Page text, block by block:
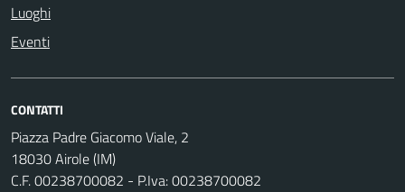
Luoghi
Eventi
CONTATTI
Piazza Padre Giacomo Viale, 2
18030 Airole (IM)
C.F. 00238700082 - P.Iva: 00238700082